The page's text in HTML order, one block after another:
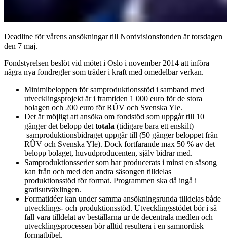
Deadline för vårens ansökningar till Nordvisionsfonden är torsdagen
den 7 maj.
Fondstyrelsen beslöt vid mötet i Oslo i november 2014 att införa
några nya fondregler som träder i kraft med omedelbar verkan.
Minimibeloppen för samproduktionsstöd i samband med
utvecklingsprojekt är i framtiden 1 000 euro för de stora
bolagen och 200 euro för RÛV och Svenska Yle.
Det är möjligt att ansöka om fondstöd som uppgår till 10
gånger det belopp det totala (tidigare bara ett enskilt)
samproduktionsbidraget uppgår till (50 gånger beloppet från
RÛV och Svenska Yle). Dock fortfarande max 50 % av det
belopp bolaget, huvudproducenten, själv bidrar med.
Samproduktionsserier som har producerats i minst en säsong
kan från och med den andra säsongen tilldelas
produktionsstöd för format. Programmen ska då ingå i
gratisutväxlingen.
Formatidéer kan under samma ansökningsrunda tilldelas både
utvecklings- och produktionsstöd. Utvecklingsstödet bör i så
fall vara tilldelat av beställarna ur de decentrala medlen och
utvecklingsprocessen bör alltid resultera i en samnordisk
formatbibel.